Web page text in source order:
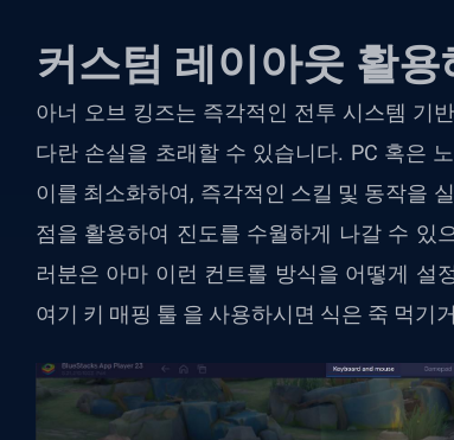
커스텀 레이아웃 활
아너 오브 킹즈는 즉각적인 전투 시스템 기
다란 손실을 초래할 수 있습니다. PC 혹은
이를 최소화하여, 즉각적인 스킬 및 동작을
점을 활용하여 진도를 수월하게 나갈 수 있
러분은 아마 이런 컨트롤 방식을 어떻게 설
여기 키 매핑 툴 을 사용하시면 식은 죽 먹기